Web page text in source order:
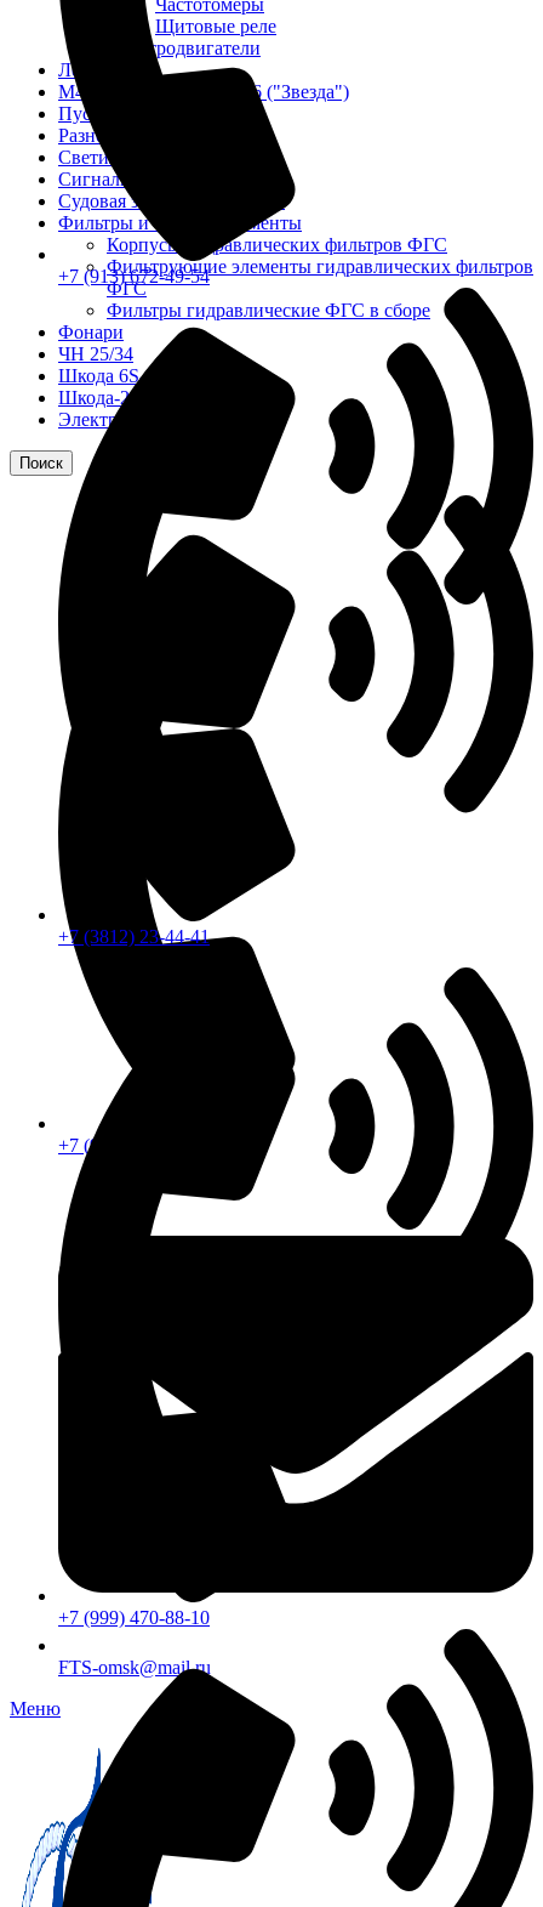
Частотомеры
Щитовые реле
Электродвигатели
Лебедка
М400 (401), М500, М756 ("Звезда")
Пускатели
Разное
Светильники судовые
Сигнализация и автоматика
Судовая запорная арматура
Фильтры и фильтроэлементы
Корпусы гидравлических фильтров ФГС
Фильтрующие элементы гидравлических фильтров
ФГС
Фильтры гидравлические ФГС в сборе
Фонари
ЧН 25/34
Шкода 6S-160
Шкода-275
Электродвигатели
Поиск
+7 (913) 672-49-54
FTS-omsk@mail.ru
Меню
+7 (913) 672-49-54
+7 (3812) 23-44-41
+7 (999) 470-88-10